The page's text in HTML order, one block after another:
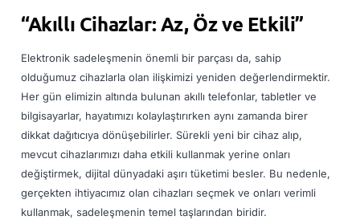
“Akıllı Cihazlar: Az, Öz ve Etkili”
Elektronik sadeleşmenin önemli bir parçası da, sahip
olduğumuz cihazlarla olan ilişkimizi yeniden değerlendirmektir.
Her gün elimizin altında bulunan akıllı telefonlar, tabletler ve
bilgisayarlar, hayatımızı kolaylaştırırken aynı zamanda birer
dikkat dağıtıcıya dönüşebilirler. Sürekli yeni bir cihaz alıp,
mevcut cihazlarımızı daha etkili kullanmak yerine onları
değiştirmek, dijital dünyadaki aşırı tüketimi besler. Bu nedenle,
gerçekten ihtiyacımız olan cihazları seçmek ve onları verimli
kullanmak, sadeleşmenin temel taşlarından biridir.